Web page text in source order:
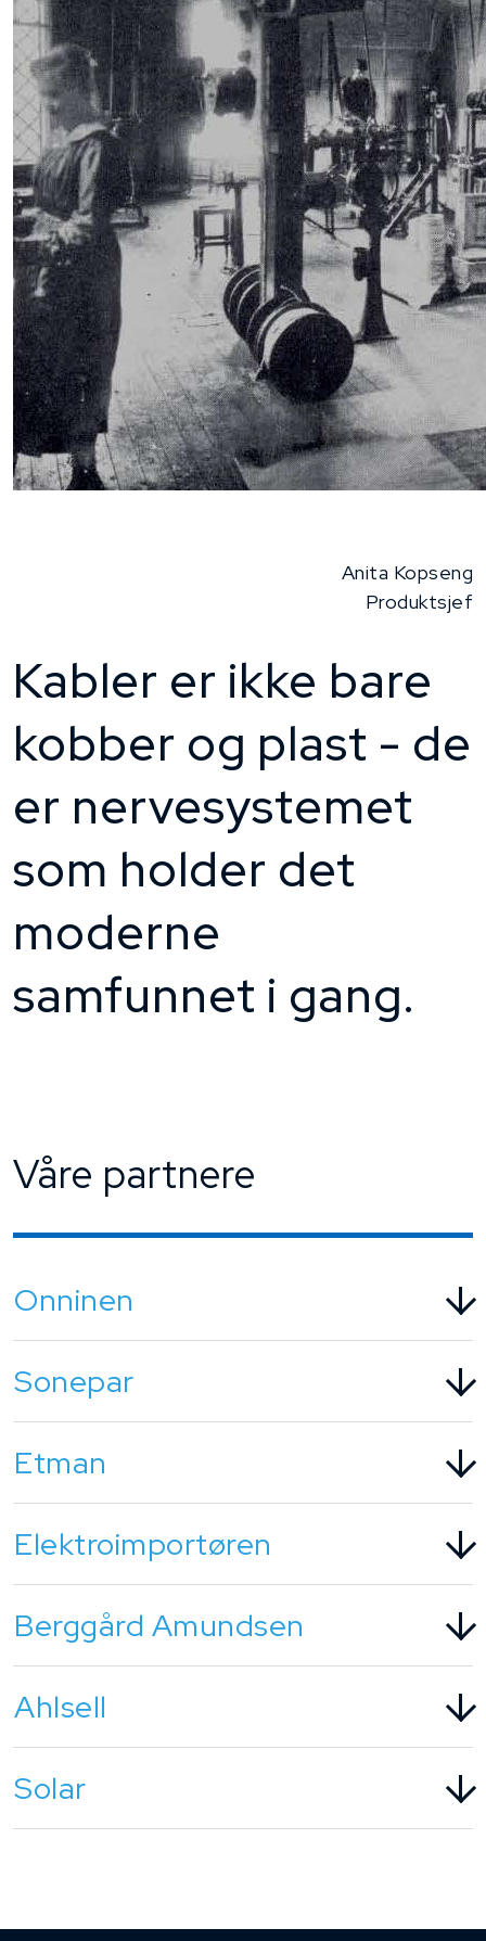
Anita Kopseng
​Produktsjef
Kabler er ikke bare
kobber og plast - de
er nervesystemet
som holder det
moderne
samfunnet i gang.
Våre partnere
Onninen
Sonepar
Etman
Elektroimportøren
Berggård Amundsen
Ahlsell
Solar